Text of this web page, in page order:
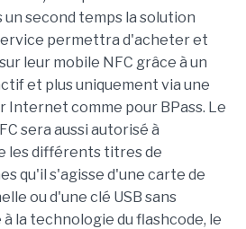
second temps la solution
permettra d'acheter et
leur mobile NFC grâce à un
et plus uniquement via une
Internet comme pour BPass. Le
sera aussi autorisé à
les différents titres de
qu'il s'agisse d'une carte de
ou d'une clé USB sans
la technologie du flashcode, le